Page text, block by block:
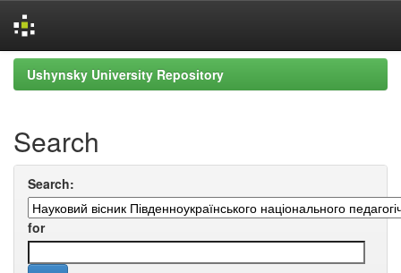
Skip
navigation
Ushynsky University Repository
Search
Search:
for